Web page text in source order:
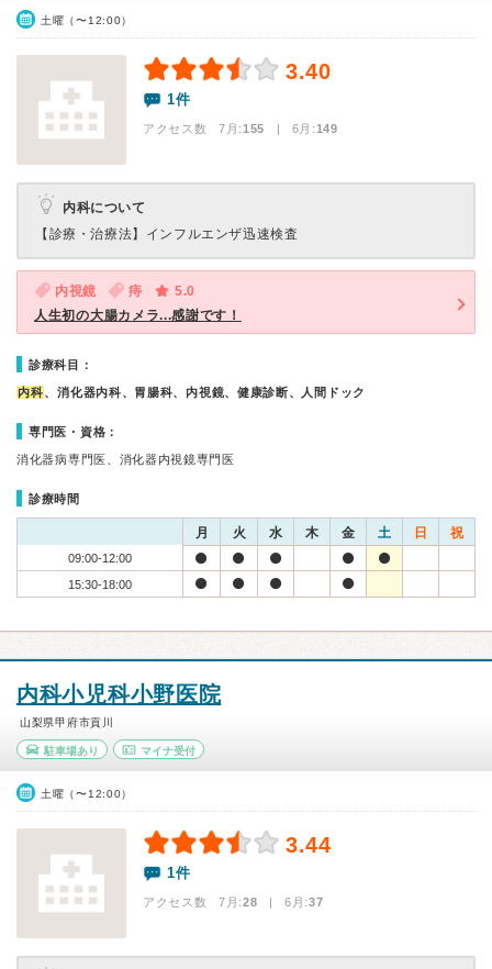
土曜（〜12:00）
3.40
1件
アクセス数 7月:155 | 6月:149
内科について
【診療・治療法】 インフルエンザ迅速検査
内視鏡 痔
5.0
人生初の大腸カメラ...感謝です！
診療科目：
内科、消化器内科、胃腸科、内視鏡、健康診断、人間ドック
専門医・資格：
消化器病専門医、消化器内視鏡専門医
診療時間
月 火 水 木 金 土 日 祝
09:00-12:00
15:30-18:00
内科小児科小野医院
山梨県甲府市貢川
駐車場あり マイナ受付
土曜（〜12:00）
3.44
1件
アクセス数 7月:28 | 6月:37